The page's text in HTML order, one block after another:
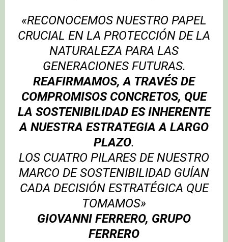
«RECONOCEMOS NUESTRO PAPEL
CRUCIAL EN LA PROTECCIÓN DE LA
NATURALEZA PARA LAS
GENERACIONES FUTURAS.
REAFIRMAMOS, A TRAVÉS DE
COMPROMISOS CONCRETOS, QUE
LA SOSTENIBILIDAD ES INHERENTE
A NUESTRA ESTRATEGIA A LARGO
PLAZO.
LOS CUATRO PILARES DE NUESTRO
MARCO DE SOSTENIBILIDAD GUÍAN
CADA DECISIÓN ESTRATÉGICA QUE
TOMAMOS»
GIOVANNI FERRERO, GRUPO
FERRERO